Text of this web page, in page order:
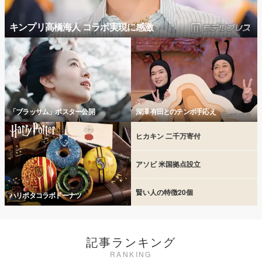
キンプリ高橋海人 コラボ実現に感激
「ブラッサム」ポスター公開 深澤 有田とのテンポ手応え
ハリポタコラボドーナツ
ヒカキン 二千万寄付
アソビ 米国拠点設立
賢い人の特徴20個
記事ランキング
RANKING